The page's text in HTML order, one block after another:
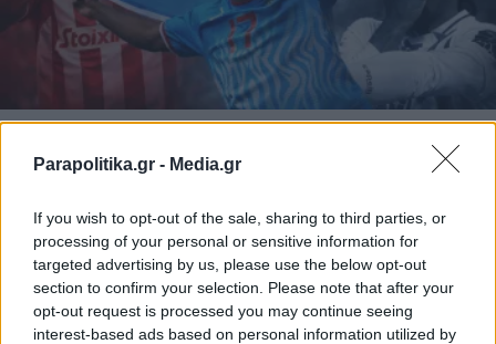
Parapolitika.gr - Media.gr
If you wish to opt-out of the sale, sharing to third parties, or
processing of your personal or sensitive information for
targeted advertising by us, please use the below opt-out
section to confirm your selection. Please note that after your
opt-out request is processed you may continue seeing
interest-based ads based on personal information utilized by
ΧΡΗΣΤΟΣ ΜΠΙΣΤΑΣ
Μπακαμπού έως... τον Μουτουσαμί, αυτά
είναι τα αστέρια του! (Βίντεο)